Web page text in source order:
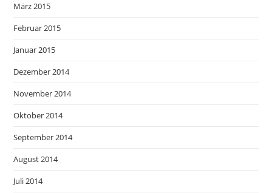
März 2015
Februar 2015
Januar 2015
Dezember 2014
November 2014
Oktober 2014
September 2014
August 2014
Juli 2014